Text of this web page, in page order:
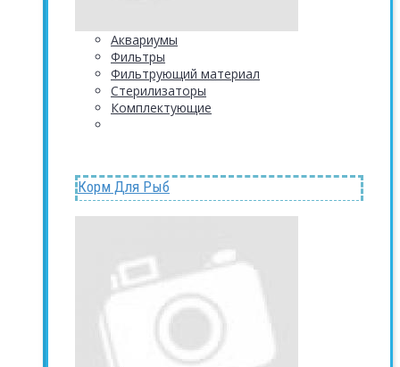
Аквариумы
Фильтры
Фильтрующий материал
Стерилизаторы
Комплектующие
Корм Для Рыб